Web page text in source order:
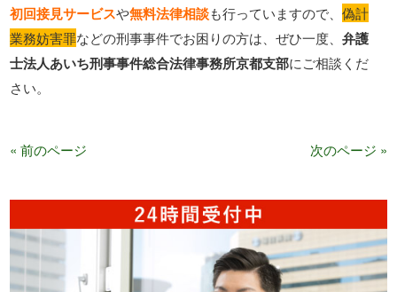
初回接見サービスや無料法律相談も行っていますので、偽計
業務妨害罪などの刑事事件でお困りの方は、ぜひ一度、弁護
士法人あいち刑事事件総合法律事務所京都支部にご相談くだ
さい。
« 前のページ 次のページ »